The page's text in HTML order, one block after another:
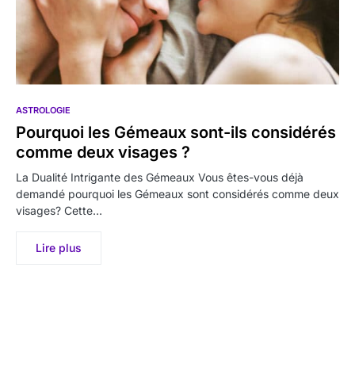
ASTROLOGIE
Pourquoi les Gémeaux sont-ils considérés
comme deux visages ?
La Dualité Intrigante des Gémeaux Vous êtes-vous déjà
demandé pourquoi les Gémeaux sont considérés comme deux
visages? Cette…
Lire plus